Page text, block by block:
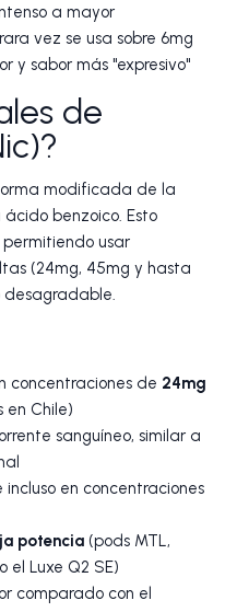
a mayor
vez se usa sobre 6mg
y sabor más "expresivo"
de
modificada de la
benzoico. Esto
usar
(24mg, 45mg y hasta
desagradable.
concentraciones de 24mg
en Chile)
sanguíneo, similar a
en concentraciones
potencia(pods MTL,
el Luxe Q2 SE)
comparado con el